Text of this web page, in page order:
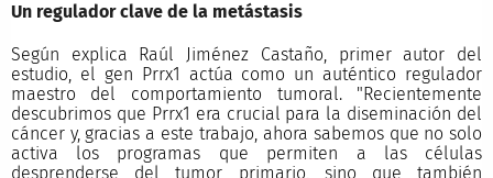
Un regulador clave de la metástasis
Según explica Raúl Jiménez Castaño, primer autor del
estudio, el gen Prrx1 actúa como un auténtico regulador
maestro del comportamiento tumoral. "Recientemente
descubrimos que Prrx1 era crucial para la diseminación del
cáncer y, gracias a este trabajo, ahora sabemos que no solo
activa los programas que permiten a las células
desprenderse del tumor primario, sino que también